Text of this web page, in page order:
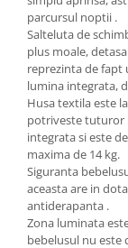
parcursul noptii .
Salteluta de
plus moale,
reprezinta de fapt
lumina integrata,
Husa textila este
potriveste tuturor
integrata si este
maxima de 14 kg.
Siguranta
aceasta are in
antiderapanta .
Zona luminata
bebelusul nu este